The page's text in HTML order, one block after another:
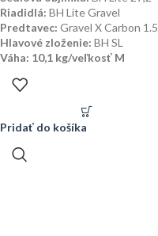
Riadidlá: BH Lite Gravel
Predtavec: Gravel X Carbon 1.5
Hlavové zloženie: BH SL
Váha: 10,1 kg/veľkosť M
Pridať do košíka